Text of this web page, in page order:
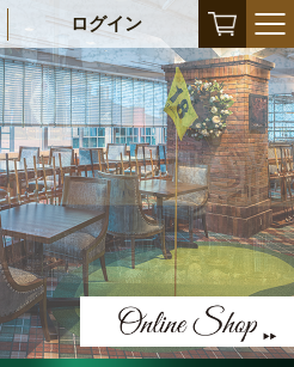
ログイン